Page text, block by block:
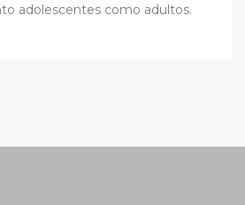
adolescentes como adultos.